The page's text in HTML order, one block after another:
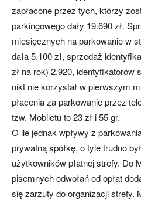
zapłacone przez tych, którzy
parkingowego dały 19.690 zł.
miesięcznych na parkowanie w
dała 5.100 zł, sprzedaż
zł na rok) 2.920, identyfikatorów
nikt nie korzystał w pierwszym
płacenia za parkowanie przez
tzw. Mobiletu to 23 zł i 55 gr.
O ile jednak wpływy z
prywatną spółkę, o tyle trudno
użytkowników płatnej strefy. Do
pisemnych odwołań od opłat
się zarzuty do organizacji strefy.